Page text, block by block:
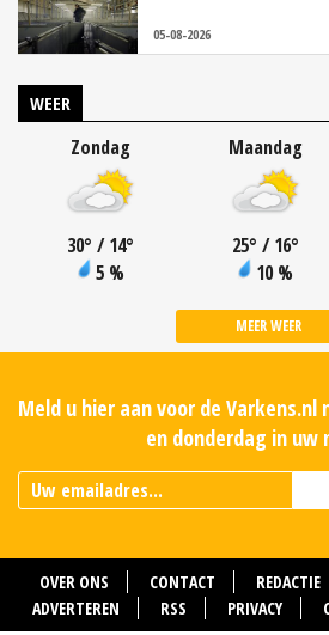
05-08-2026
WEER
Zondag
30° / 14°
5 %
Maandag
25° / 16°
10 %
MEER WEER
Meld u hier aan voor de
en donderdag in uw
OVER ONS CONTACT REDACTIE
ADVERTEREN
RSS PRIVACY